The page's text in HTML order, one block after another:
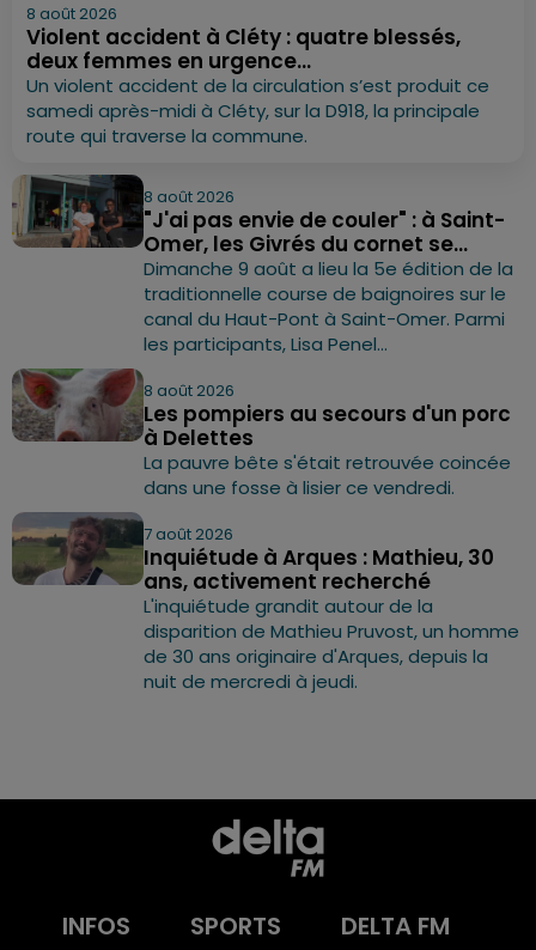
8 août 2026
Violent accident à Cléty : quatre blessés,
deux femmes en urgence...
Un violent accident de la circulation s’est produit ce
samedi après-midi à Cléty, sur la D918, la principale
route qui traverse la commune.
8 août 2026
"J'ai pas envie de couler" : à Saint-
Omer, les Givrés du cornet se...
Dimanche 9 août a lieu la 5e édition de la
traditionnelle course de baignoires sur le
canal du Haut-Pont à Saint-Omer. Parmi
les participants, Lisa Penel...
8 août 2026
Les pompiers au secours d'un porc
à Delettes
La pauvre bête s'était retrouvée coincée
dans une fosse à lisier ce vendredi.
7 août 2026
Inquiétude à Arques : Mathieu, 30
ans, activement recherché
L'inquiétude grandit autour de la
disparition de Mathieu Pruvost, un homme
de 30 ans originaire d'Arques, depuis la
nuit de mercredi à jeudi.
INFOS SPORTS
DELTA FM